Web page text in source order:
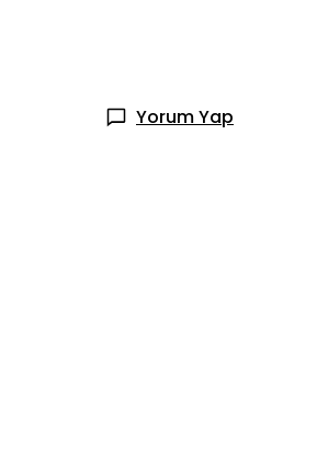
Yorum Yap